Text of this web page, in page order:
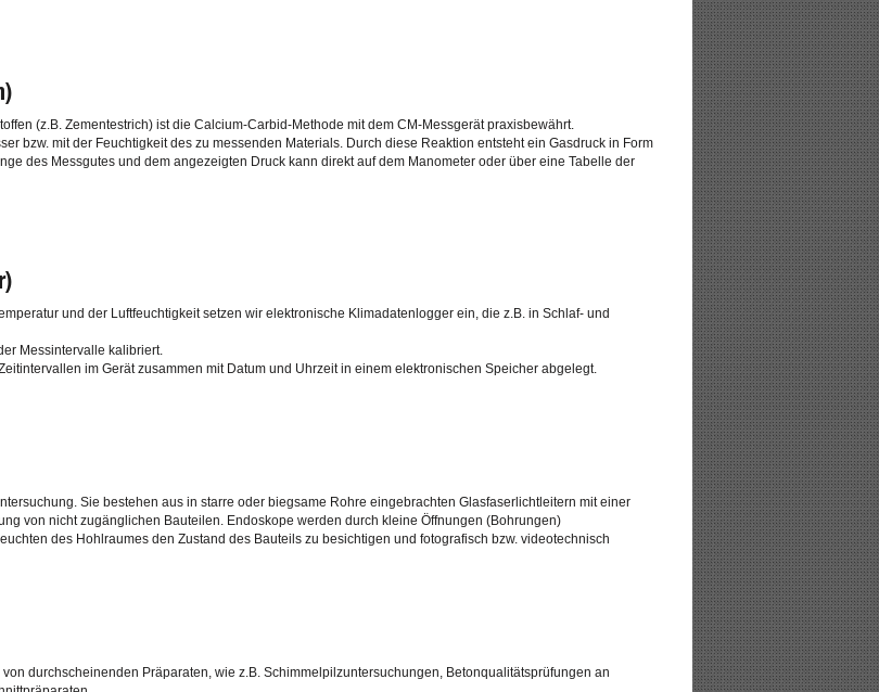
(z.B. Zementestrich) ist die Calcium-Carbid-Methode mit dem CM-Messgerät praxisbewährt.
bzw. mit der Feuchtigkeit des zu messenden Materials. Durch diese Reaktion entsteht ein Gasdruck in Form
des Messgutes und dem angezeigten Druck kann direkt auf dem Manometer oder über eine Tabelle der
und der Luftfeuchtigkeit setzen wir elektronische Klimadatenlogger ein, die z.B. in Schlaf- und
Messintervalle kalibriert.
im Gerät zusammen mit Datum und Uhrzeit in einem elektronischen Speicher abgelegt.
Sie bestehen aus in starre oder biegsame Rohre eingebrachten Glasfaserlichtleitern mit einer
von nicht zugänglichen Bauteilen. Endoskope werden durch kleine Öffnungen (Bohrungen)
des Hohlraumes den Zustand des Bauteils zu besichtigen und fotografisch bzw. videotechnisch
durchscheinenden Präparaten, wie z.B. Schimmelpilzuntersuchungen, Betonqualitätsprüfungen an